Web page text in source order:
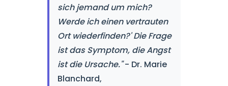
sich jemand um mich?
Werde ich einen vertrauten
Ort wiederfinden?' Die Frage
ist das Symptom, die Angst
ist die Ursache."- Dr. Marie
Blanchard,